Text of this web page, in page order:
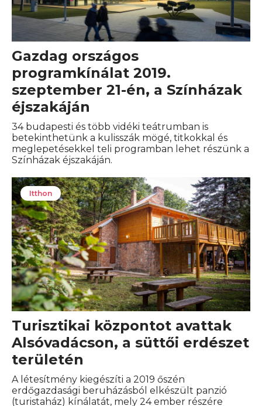
Gazdag országos
programkínálat 2019.
szeptember 21-én, a Színházak
éjszakáján
34 budapesti és több vidéki teátrumban is
betekinthetünk a kulisszák mögé, titkokkal és
meglepetésekkel teli programban lehet részünk a
Színházak éjszakáján.
Itthon
Turisztikai központot avattak
Alsóvadácson, a süttői erdészet
területén
A létesítmény kiegészíti a 2019 őszén
erdőgazdasági beruházásból elkészült panzió
(turistaház) kínálatát, mely 24 ember részére